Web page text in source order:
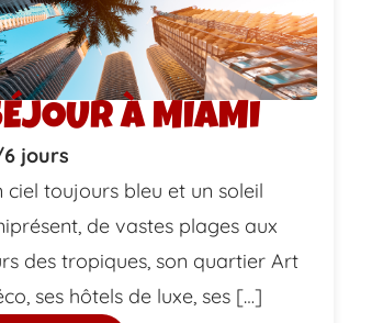
À MIAMI
6 jours
ciel toujours bleu et un soleil
de vastes plages aux
des tropiques, son quartier Art
ses hôtels de luxe, ses […]